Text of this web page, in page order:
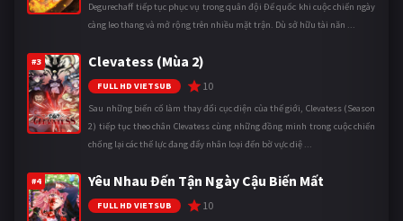
Degurechaff tiếp tục phục vụ trong quân đội Đế quốc khi cuộc chiến ngày
càng leo thang và mở rộng trên nhiều mặt trận. Dù sở hữu tài năn ...
#3 Clevatess (Mùa 2)
FULL HD VIETSUB 10
Sau những biến cố làm thay đổi cục diện của thế giới, Clevatess (Season
2) tiếp tục theo chân Clevatess cùng những đồng minh trong cuộc chiến
chống lại các thế lực đang đẩy nhân loại đến bờ vực diệ ...
#4 Yêu Nhau Đến Tận Ngày Cậu Biến Mất
FULL HD VIETSUB 10